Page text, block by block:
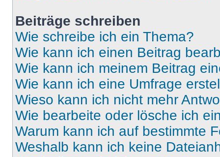
Beiträge schreiben
Wie schreibe ich ein Thema?
Wie kann ich einen Beitrag
Wie kann ich meinem Beitrag
Wie kann ich eine Umfrage
Wieso kann ich nicht mehr
Wie bearbeite oder lösche ich
Warum kann ich auf bestimmte
Weshalb kann ich keine